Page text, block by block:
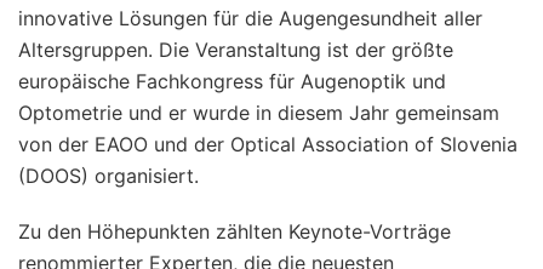
innovative Lösungen für die Augengesundheit aller
Altersgruppen. Die Veranstaltung ist der größte
europäische Fachkongress für Augenoptik und
Optometrie und er wurde in diesem Jahr gemeinsam
von der EAOO und der Optical Association of Slovenia
(DOOS) organisiert.
Zu den Höhepunkten zählten Keynote-Vorträge
renommierter Experten, die die neuesten